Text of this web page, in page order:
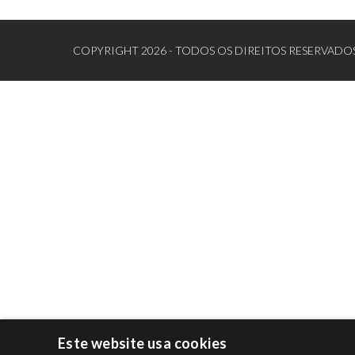
COPYRIGHT 2026 - TODOS OS DIREITOS
Este website usa cookies